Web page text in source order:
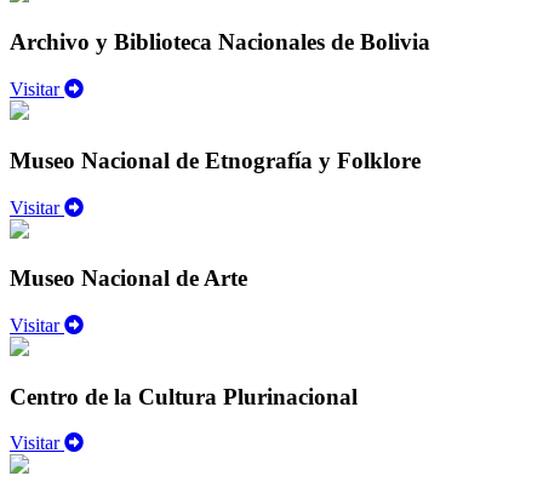
Archivo y Biblioteca Nacionales de Bolivia
Visitar
Museo Nacional de Etnografía y Folklore
Visitar
Museo Nacional de Arte
Visitar
Centro de la Cultura Plurinacional
Visitar